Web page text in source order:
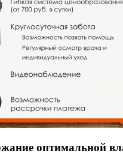
оптимальной